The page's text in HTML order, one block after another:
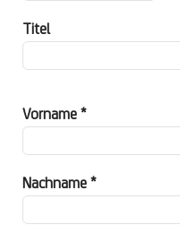
Titel
Vorname *
Nachname *